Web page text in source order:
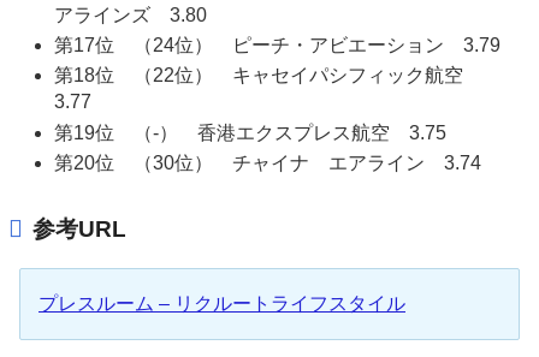
アラインズ 3.80
第17位 （24位） ピーチ・アビエーション 3.79
第18位 （22位） キャセイパシフィック航空
3.77
第19位 （-） 香港エクスプレス航空 3.75
第20位 （30位） チャイナ エアライン 3.74
参考URL
プレスルーム – リクルートライフスタイル